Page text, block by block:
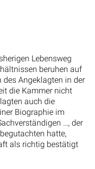
Lebensweg
beruhen auf
des Angeklagten in der
die Kammer nicht
auch die
Biographie im
…, der
hatte,
als richtig bestätigt